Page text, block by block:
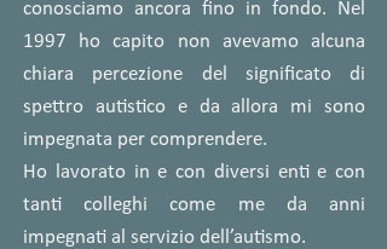
conosciamo ancora fino in fondo. Nel
1997 ho capito non avevamo alcuna
chiara percezione del significato di
spettro autistico e da allora mi sono
impegnata per comprendere.
Ho lavorato in e con diversi enti e con
tanti colleghi come me da anni
impegnati al servizio dell’autismo.